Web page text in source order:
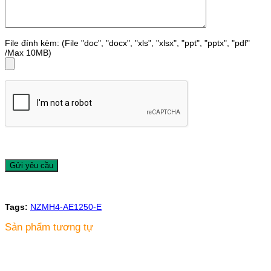
File đính kèm: (File "doc", "docx", "xls", "xlsx", "ppt", "pptx", "pdf"
/Max 10MB)
Tags: NZMH4-AE1250-E
Sản phẩm tương tự